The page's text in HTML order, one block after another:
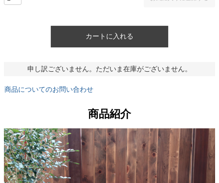
カートに入れる
申し訳ございません。ただいま在庫がございません。
商品についてのお問い合わせ
商品紹介